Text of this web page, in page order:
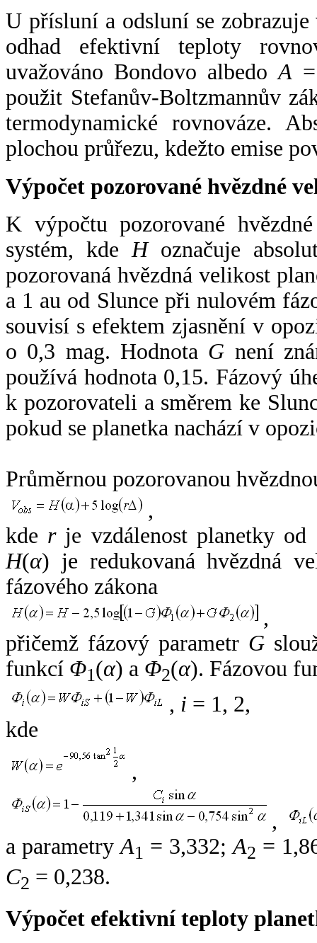
U přísluní a odsluní se
odhad efektivní teploty
uvažováno Bondovo albedoA
použit Stefanův-Boltzmannův
termodynamické rovnováze.
plochou průřezu, kdežto emise
Výpočet pozorované hvězdné
K výpočtu pozorované
systém, kde Hoznačuje
pozorovaná hvězdná velikost
a 1 au od Slunce při nulovém
souvisí s efektem zjasnění v
o 0,3 mag. Hodnota G není
používá hodnota 0,15. Fázový
k pozorovateli a směrem ke
pokud se planetka nachází v
Průměrnou pozorovanou
,
kde rje vzdálenost planetky od
H(α) je redukovaná hvězdná
fázového zákona
,
přičemž fázový parametr G
funkcí Φ1(α) a Φ2(α). Fázovou
, i = 1, 2,
kde
,
,
a parametryA1 = 3,332;A2 =
C2 = 0,238.
Výpočet efektivní teploty